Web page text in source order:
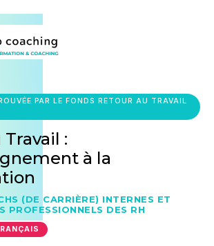
PAR LE FONDS RETOUR AU TRAVAIL
:
à la
(DE CARRIÈRE) INTERNES ET
PROFESSIONNELS DES RH